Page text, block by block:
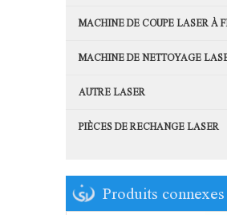
MACHINE DE COUPE LASER À
MACHINE DE NETTOYAGE
AUTRE LASER
PIÈCES DE RECHANGE LASER
Produits connexes